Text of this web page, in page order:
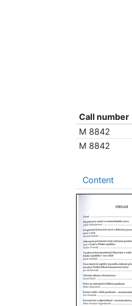
Call number
M 8842
M 8842
Content